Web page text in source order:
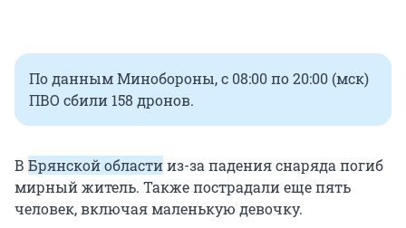
По данным Минобороны, с 08:00 по 20:00 (мск)
ПВО сбили 158 дронов.
В Брянской областииз-за падения снаряда погиб
мирный житель. Также пострадали еще пять
человек, включая маленькую девочку.